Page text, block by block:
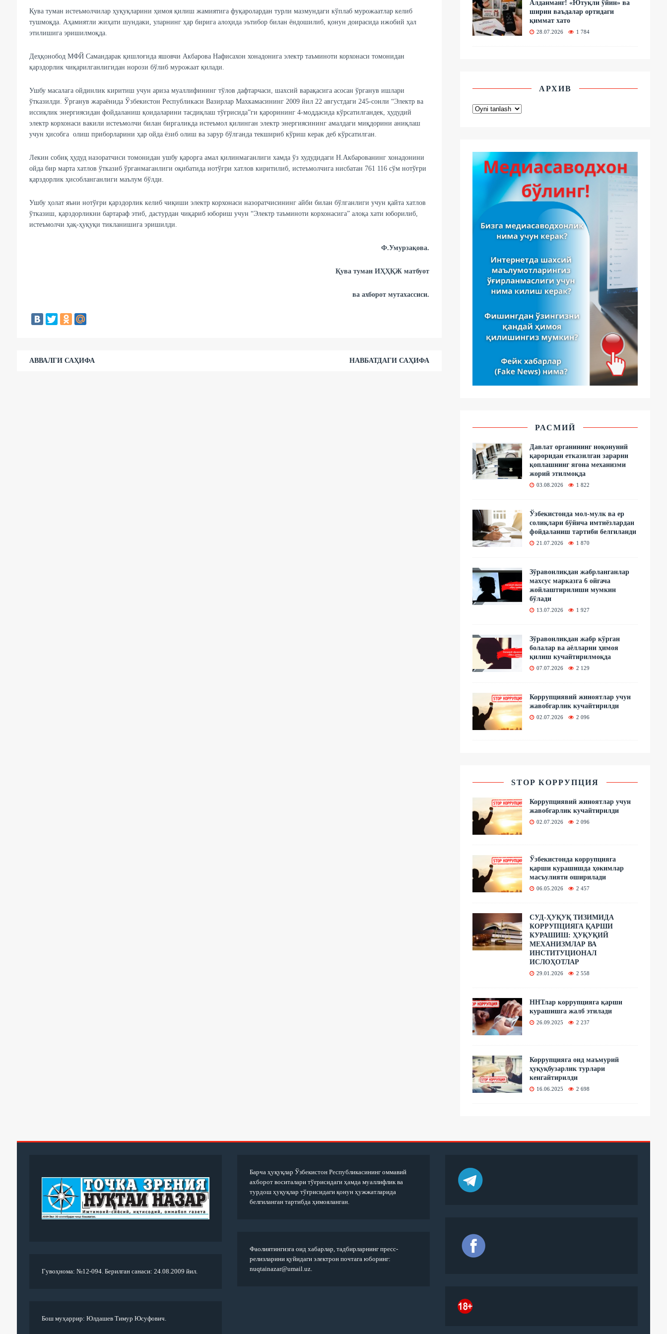
Қува туман истеъмолчилар ҳуқуқларини ҳимоя қилиш жамиятига фуқаролардан турли мазмундаги кўплаб мурожаатлар келиб
тушмоқда. Аҳамиятли жиҳати шундаки, уларнинг ҳар бирига алоҳида эътибор билан ёндошилиб, қонун доирасида ижобий ҳал
этилишига эришилмоқда.
Деҳқонобод МФЙ Самандарак қишлоғида яшовчи Акбарова Нафисахон хонадонига электр таъминоти корхонаси томонидан
қарздорлик чиқарилганлигидан норози бўлиб мурожаат қилади.
Ушбу масалага ойдинлик киритиш учун ариза муаллифининг тўлов дафтарчаси, шахсий варақасига асосан ўрганув ишлари
ўтказилди. Ўрганув жараёнида Ўзбекистон Республикаси Вазирлар Махкамасининг 2009 йил 22 августдаги 245-сонли “Электр ва
иссиқлик энергиясидан фойдаланиш қоидаларини тасдиқлаш тўғрисида”ги қарорининг 4-моддасида кўрсатилгандек, ҳудудий
электр корхонаси вакили истеъмолчи билан биргаликда истеъмол қилинган электр энергиясининг амалдаги миқдорини аниқлаш
учун ҳисобга олиш приборларини ҳар ойда ёзиб олиш ва зарур бўлганда текшириб кўриш керак деб кўрсатилган.
Лекин собиқ ҳудуд назоратчиси томонидан ушбу қарорга амал қилинмаганлиги хамда ўз худудидаги Н.Акбарованинг хонадонини
ойда бир марта хатлов ўтказиб ўрганмаганлиги оқибатида нотўғри хатлов киритилиб, истеъмолчига нисбатан 761 116 сўм нотўғри
қарздорлик ҳисобланганлиги маълум бўлди.
Ушбу ҳолат яъни нотўғри қарздорлик келиб чиқиши электр корхонаси назоратчисининг айби билан бўлганлиги учун қайта хатлов
ўтказиш, қарздорликни бартараф этиб, дастурдан чиқариб юбориш учун “Электр таъминоти корхонасига” алоқа хати юборилиб,
истеъмолчи ҳақ-ҳуқуқи тикланишига эришилди.
Ф.Умурзақова.
Қува туман ИҲҲҚЖ матбуот
ва ахборот мутахассиси.
АВВАЛГИ САҲИФА НАВБАТДАГИ САҲИФА
Алданманг! «Ютуқли ўйин» ва
ширин ваъдалар ортидаги
қиммат хато
28.07.2026 1 784
АРХИВ
РАСМИЙ
Давлат органининг ноқонуний
қароридан етказилган зарарни
қоплашнинг ягона механизми
жорий этилмоқда
03.08.2026 1 822
Ўзбекистонда мол-мулк ва ер
солиқлари бўйича имтиёзлардан
фойдаланиш тартиби белгиланди
21.07.2026 1 870
Зўравонликдан жабрланганлар
махсус марказга 6 ойгача
жойлаштирилиши мумкин
бўлади
13.07.2026 1 927
Зўравонликдан жабр кўрган
болалар ва аёлларни ҳимоя
қилиш кучайтирилмоқда
07.07.2026 2 129
Коррупциявий жиноятлар учун
жавобгарлик кучайтирилди
02.07.2026 2 096
STOP КОРРУПЦИЯ
Коррупциявий жиноятлар учун
жавобгарлик кучайтирилди
02.07.2026 2 096
Ўзбекистонда коррупцияга
қарши курашишда ҳокимлар
масъулияти оширилади
06.05.2026 2 457
СУД-ҲУҚУҚ ТИЗИМИДА
КОРРУПЦИЯГА ҚАРШИ
КУРАШИШ: ҲУҚУҚИЙ
МЕХАНИЗМЛАР ВА
ИНСТИТУЦИОНАЛ
ИСЛОҲОТЛАР
29.01.2026 2 558
ННТлар коррупцияга қарши
курашишга жалб этилади
26.09.2025 2 237
Коррупцияга оид маъмурий
ҳуқуқбузарлик турлари
кенгайтирилди
16.06.2025 2 698
Гувоҳнома: №12-094. Берилган санаси: 24.08.2009 йил.
Бош муҳаррир: Юлдашев Тимур Юсуфович.
Барча ҳуқуқлар Ўзбекистон Республикасининг оммавий
ахборот воситалари тўғрисидаги ҳамда муаллифлик ва
турдош ҳуқуқлар тўғрисидаги қонун ҳужжатларида
белгиланган тартибда ҳимояланган.
Фаолиятингизга оид хабарлар, тадбирларнинг пресс-
релизларини қуйидаги электрон почтага юборинг:
nuqtainazar@umail.uz.